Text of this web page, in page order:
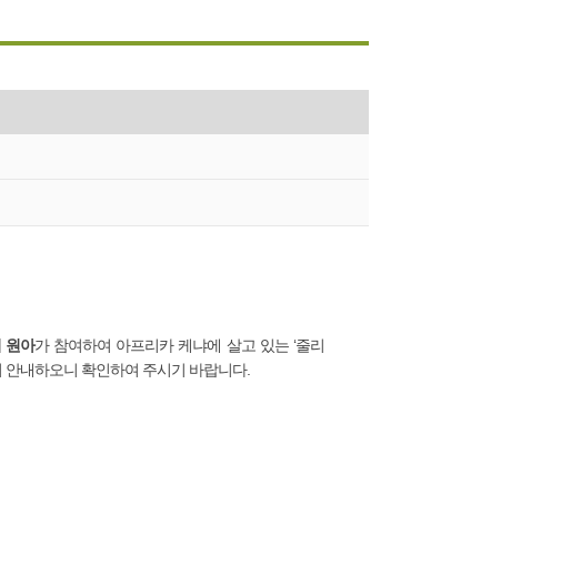
원아가 참여하여 아프리카 케냐에 살고 있는 ‘줄리
내하오니 확인하여 주시기 바랍니다.